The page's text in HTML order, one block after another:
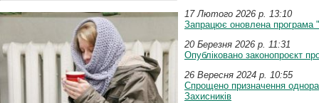
17 Лютого 2026 p. 13:10
Запрацює оновлена програма
20 Березня 2026 p. 11:31
Опубліковано законопроєкт
26 Вересня 2024 p. 10:55
Спрощено призначення
Захисників